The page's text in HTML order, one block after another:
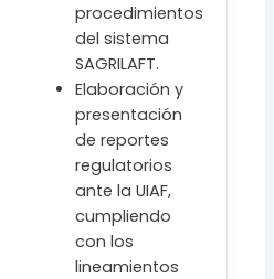
procedimientos
del sistema
SAGRILAFT.
Elaboración y
presentación
de reportes
regulatorios
ante la UIAF,
cumpliendo
con los
lineamientos